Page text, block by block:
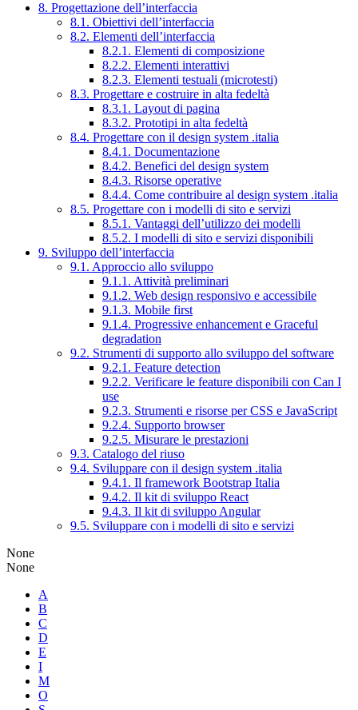
8. Progettazione dell’interfaccia
8.1. Obiettivi dell’interfaccia
8.2. Elementi dell’interfaccia
8.2.1. Elementi di composizione
8.2.2. Elementi interattivi
8.2.3. Elementi testuali (microtesti)
8.3. Progettare e costruire in alta fedeltà
8.3.1. Layout di pagina
8.3.2. Prototipi in alta fedeltà
8.4. Progettare con il design system .italia
8.4.1. Documentazione
8.4.2. Benefici del design system
8.4.3. Risorse operative
8.4.4. Come contribuire al design system .italia
8.5. Progettare con i modelli di sito e servizi
8.5.1. Vantaggi dell’utilizzo dei modelli
8.5.2. I modelli di sito e servizi disponibili
9. Sviluppo dell’interfaccia
9.1. Approccio allo sviluppo
9.1.1. Attività preliminari
9.1.2. Web design responsivo e accessibile
9.1.3. Mobile first
9.1.4. Progressive enhancement e Graceful
degradation
9.2. Strumenti di supporto allo sviluppo del software
9.2.1. Feature detection
9.2.2. Verificare le feature disponibili con Can I
use
9.2.3. Strumenti e risorse per CSS e JavaScript
9.2.4. Supporto browser
9.2.5. Misurare le prestazioni
9.3. Catalogo del riuso
9.4. Sviluppare con il design system .italia
9.4.1. Il framework Bootstrap Italia
9.4.2. Il kit di sviluppo React
9.4.3. Il kit di sviluppo Angular
9.5. Sviluppare con i modelli di sito e servizi
None
None
A
B
C
D
E
I
M
O